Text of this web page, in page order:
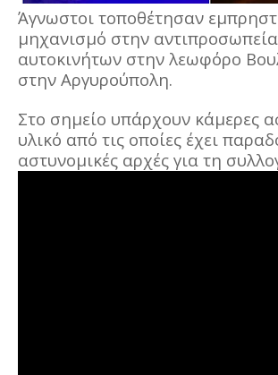
Άγνωστοι τοποθέτησαν
μηχανισμό στην
αυτοκινήτων στην λεωφόρο
στην Αργυρούπολη.
Στο σημείο υπάρχουν κάμερες
υλικό από τις οποίες έχει
αστυνομικές αρχές για τη